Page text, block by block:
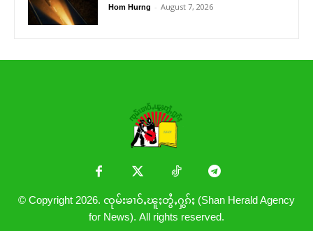
Hom Hurng - August 7, 2026
© Copyright 2026. ၸုမ်းၶၢဝ်ႇၽူႈတွႆႇႁွၵ်ႈ (Shan Herald Agency
for News). All rights reserved.